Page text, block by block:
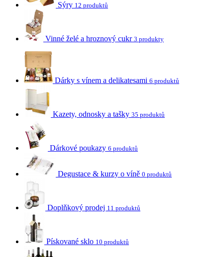
Sýry 12 produktů
Vinné želé a hroznový cukr 3 produkty
Dárky s vínem a delikatesami 6 produktů
Kazety, odnosky a tašky 35 produktů
Dárkové poukazy 6 produktů
Degustace & kurzy o víně 0 produktů
Doplňkový prodej 11 produktů
Pískované sklo 10 produktů